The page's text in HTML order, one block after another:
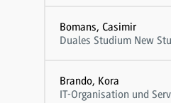
Bomans, Casimir
Duales Studium New
Brando, Kora
IT-Organisation und